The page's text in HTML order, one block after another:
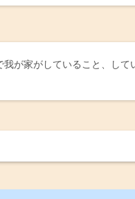
我が家がしていること、して